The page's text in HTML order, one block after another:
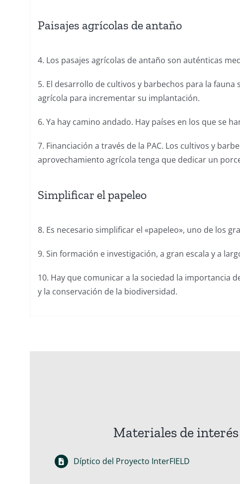
Paisajes agrícolas de antaño
4. Los pasajes agrícolas de antaño son auténticas
5. El desarrollo de cultivos y barbechos para la
agrícola para incrementar su implantación.
6. Ya hay camino andado. Hay países en los que se
7. Financiación a través de la PAC. Los cultivos y
aprovechamiento agrícola tenga que dedicar un
Simplificar el papeleo
8. Es necesario simplificar el «papeleo», uno de los
9. Sin formación e investigación, a gran escala y a
10. Hay que comunicar a la sociedad la importancia
y la conservación de la biodiversidad.
Materiales de interés
Díptico del Proyecto InterFIELD